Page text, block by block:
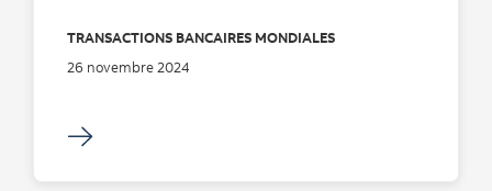
TRANSACTIONS BANCAIRES MONDIALES
26 novembre 2024